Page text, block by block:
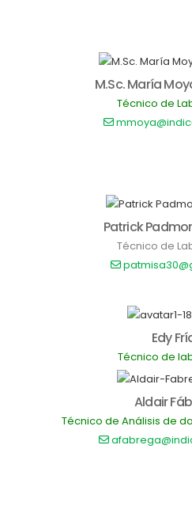
M.Sc. María
Técnico de
Patrick
Técnico de
Edy
Técnico de
Aldair
Técnico de Análisis de